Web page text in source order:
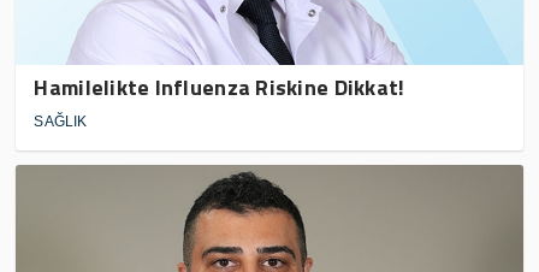
Hamilelikte Influenza Riskine Dikkat!
SAĞLIK